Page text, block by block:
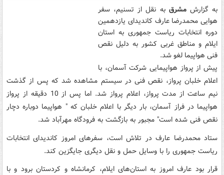
به گزارشمشرق به نقل از تسنیم، سفر
هوایی محمدرضا عارف کاندیدای یازدهمین
دوره انتخابات ریاست جمهوری به استان
ایلام و مناطق غربی کشور به دلیل نقص
فنی هواپیما لغو شد.
پیش از پرواز هواپیمایی شرکت آسمان، با
اعلام خلبان پرواز، نقص فنی در سیستم مشاهده شد که پس از گذشت
نیم ساعت از مدت پرواز، اعلام پرواز شد. اما پس از 10 دقیقه از پرواز
هواپیما در فراز آسمان، بار دیگر با اعلام خلبان که " هواپیما دوباره دچار
نقص فنی شده است" مجبور به بازگشت به فرودگاه مهرآباد شد.
ستاد محمدرضا عارف در تلاش است، سفرهای امروز کاندیدای انتخابات
ریاست جمهوری را با وسایل حمل و نقل دیگری جایگزین کند.
قرار بود عارف امروز به استان‌های ایلام، کرمانشاه و کردستان برود و با